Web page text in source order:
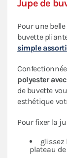
Jupe de
Pour une
buvette
simple
polyester
de buvette
esthétique
Pour fixer la
glissez
plateau